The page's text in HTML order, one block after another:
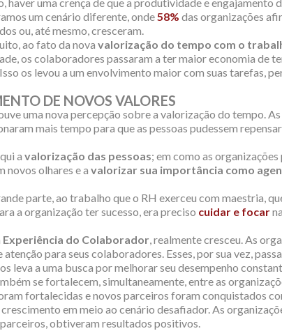
haver uma crença de que a produtividade e engajamento
um cenário diferente, onde58% das organizações
ou, até mesmo, cresceram.
ao fato da nova valorização do tempo com o
os colaboradores passaram a ter maior economia de
os levou a um envolvimento maior com suas tarefas,
DE NOVOS VALORES
uma nova percepção sobre a valorização do tempo.
mais tempo para que as pessoas pudessem
a valorização das pessoas; em como as
novos olhares e a valorizar sua importância como
parte, ao trabalho que o RH exerceu com maestria,
a organização ter sucesso, era preciso cuidar e focar
Experiência do Colaborador, realmente cresceu. As
para seus colaboradores. Esses, por sua vez,
leva a uma busca por melhorar seu desempenho
se fortalecem, simultaneamente, entre as
fortalecidas e novos parceiros foram conquistados
em meio ao cenário desafiador. As
obtiveram resultados positivos.